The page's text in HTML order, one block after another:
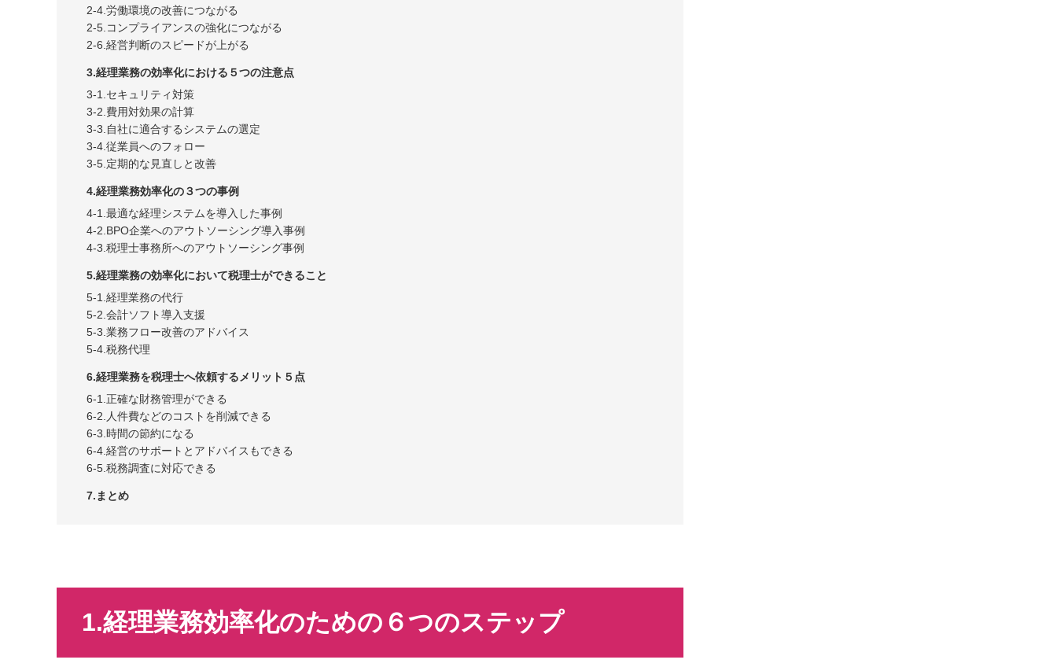
2-4.労働環境の改善につながる
2-5.コンプライアンスの強化につながる
2-6.経営判断のスピードが上がる
3.経理業務の効率化における５つの注意点
3-1.セキュリティ対策
3-2.費用対効果の計算
3-3.自社に適合するシステムの選定
3-4.従業員へのフォロー
3-5.定期的な見直しと改善
4.経理業務効率化の３つの事例
4-1.最適な経理システムを導入した事例
4-2.BPO企業へのアウトソーシング導入事例
4-3.税理士事務所へのアウトソーシング事例
5.経理業務の効率化において税理士ができること
5-1.経理業務の代行
5-2.会計ソフト導入支援
5-3.業務フロー改善のアドバイス
5-4.税務代理
6.経理業務を税理士へ依頼するメリット５点
6-1.正確な財務管理ができる
6-2.人件費などのコストを削減できる
6-3.時間の節約になる
6-4.経営のサポートとアドバイスもできる
6-5.税務調査に対応できる
7.まとめ
1.経理業務効率化のための６つのステップ